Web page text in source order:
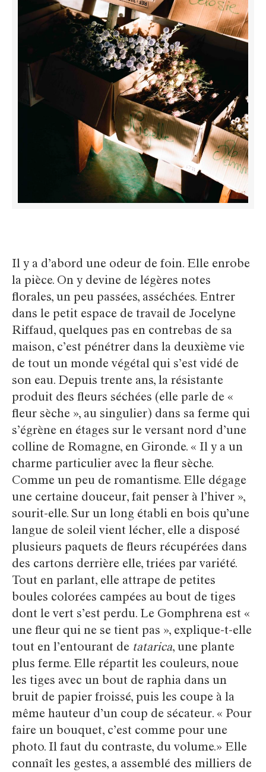
Il y a d’abord une odeur de foin. Elle enrobe
la pièce. On y devine de légères notes
florales, un peu passées, asséchées. Entrer
dans le petit espace de travail de Jocelyne
Riffaud, quelques pas en contrebas de sa
maison, c’est pénétrer dans la deuxième vie
de tout un monde végétal qui s’est vidé de
son eau. Depuis trente ans, la résistante
produit des fleurs séchées (elle parle de «
fleur sèche », au singulier) dans sa ferme qui
s’égrène en étages sur le versant nord d’une
colline de Romagne, en Gironde. « Il y a un
charme particulier avec la fleur sèche.
Comme un peu de romantisme. Elle dégage
une certaine douceur, fait penser à l’hiver »,
sourit-elle. Sur un long établi en bois qu’une
langue de soleil vient lécher, elle a disposé
plusieurs paquets de fleurs récupérées dans
des cartons derrière elle, triées par variété.
Tout en parlant, elle attrape de petites
boules colorées campées au bout de tiges
dont le vert s’est perdu. Le Gomphrena est «
une fleur qui ne se tient pas », explique-t-elle
tout en l’entourant de tatarica, une plante
plus ferme. Elle répartit les couleurs, noue
les tiges avec un bout de raphia dans un
bruit de papier froissé, puis les coupe à la
même hauteur d’un coup de sécateur. « Pour
faire un bouquet, c’est comme pour une
photo. Il faut du contraste, du volume.» Elle
connaît les gestes, a assemblé des milliers de